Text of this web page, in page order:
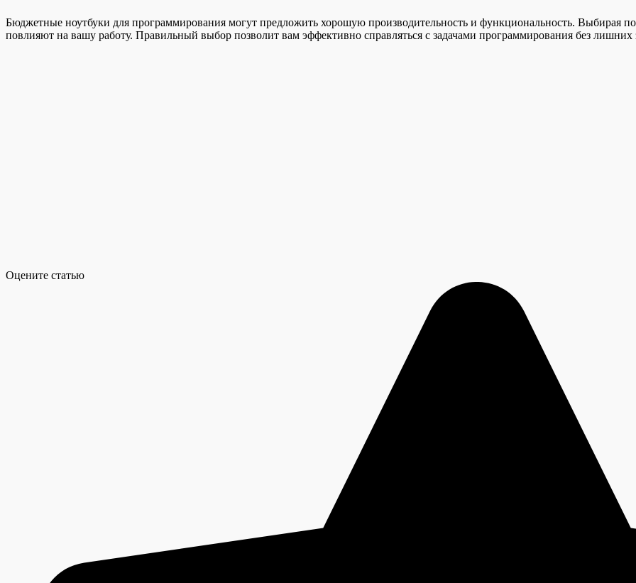
Бюджетные ноутбуки для программирования могут предложить хорошую производительность и функциональность. Выбирая
повлияют на вашу работу. Правильный выбор позволит вам эффективно справляться с задачами программирования без лишних
Оцените статью